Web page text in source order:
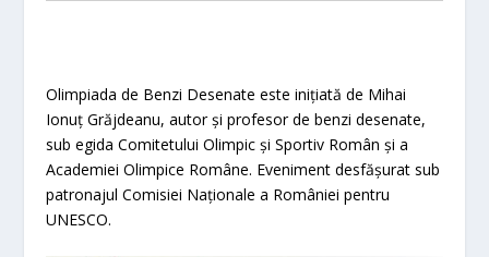
Olimpiada de Benzi Desenate este inițiată de Mihai
Ionuț Grăjdeanu, autor și profesor de benzi desenate,
sub egida Comitetului Olimpic și Sportiv Român și a
Academiei Olimpice Române. Eveniment desfășurat sub
patronajul Comisiei Naționale a României pentru
UNESCO.